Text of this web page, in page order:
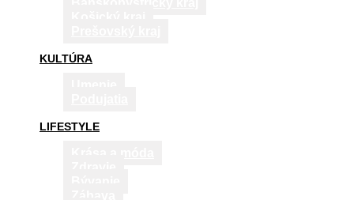
KULTÚRA
LIFESTYLE